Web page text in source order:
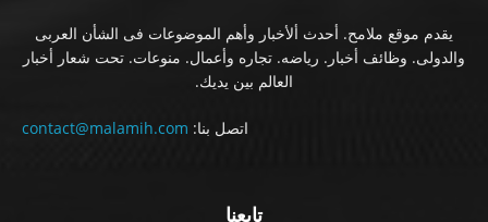
يقدم موقع ملامح. أحدث ألأخبار وأهم الموضوعات فى الشأن العربى
والدولى. وظائف أخبار. رياضه. تجاره وأعمال. منوعات. تحت شعار أخبار
العالم بين يديك.
اتصل بنا: contact@malamih.com
تابعنا